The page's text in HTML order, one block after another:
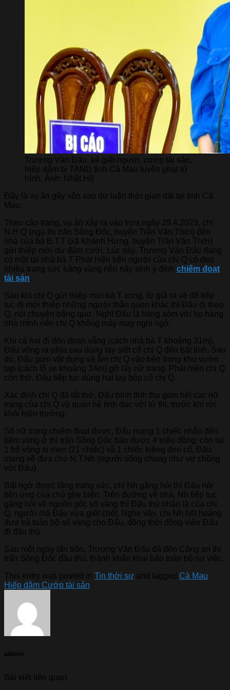
Trương Văn Đấu, kẻ giết người, cướp tài sản,
hiếp dâm bị TAND tỉnh Cà Mau tuyên phạt tử
hình. Ảnh: Nhật Hồ
Đây là vụ án gây xôn xao dư luận thời gian dài tại tỉnh Cà
Mau.
Theo cáo trạng, vụ án xảy ra vào trưa ngày 29.4.2023, chị
N.H.Q (ngụ thị trấn Sông Đốc, huyện Trần Văn Thời) đến
nhà của bà B.T.T (xã Khánh Hưng, huyện Trần Văn Thời)
gửi thiệp mời dự đám cưới. Lúc này, Trương Văn Đấu đang
có mặt tại nhà bà T Phát hiện trên người của chị Q có đeo
nhiều trang sức bằng vàng nên nảy sinh ý định chiếm đoạt
tài sản.
Sau khi chị Q gửi thiệp mời bà T xong, từ giã ra về để tiếp
tục đi mời thiệp những người thân quen khác thì Đấu đi theo
Q, nói chuyện bâng quơ. Nghĩ Đấu là hàng xóm với họ hàng
nhà mình nên chị Q không mảy may nghi ngờ.
Khi cả hai đi đến đoạn vắng (cách nhà bà T khoảng 31m),
Đấu vòng ra phía sau dùng tay siết cổ chị Q đến bất tỉnh. Sau
đó, Đấu gom vật dụng và ẵm chị Q vào bên trong khu vườn
tạp (cách lộ xe khoảng 34m) gỡ lấy nữ trang. Phát hiện chị Q
còn thở, Đấu tiếp tục dùng hai tay bóp cổ chị Q.
Xác định chị Q đã tắt thở, Đấu bình tĩnh thu gom hết các nữ
trang của chị Q và quan hệ tình dục với tử thi, trước khi rời
khỏi hiện trường.
Số nữ trang chiếm đoạt được, Đấu mang 1 chiếc nhẫn đến
tiệm vàng ở thị trấn Sông Đốc bán được 4 triệu đồng; còn lại
1 bộ vòng xi men (21 chiếc) và 1 chiếc kiềng đeo cổ, Đấu
mang về đưa cho N.T.Nh (người sống chung như vợ chồng
với Đấu).
Bất ngờ được tặng trang sức, chị Nh gặng hỏi thì Đấu nói
tiền ứng của chủ ghe biển. Trên đường về nhà, Nh tiếp tục
gặng hỏi về nguồn gốc số vàng thì Đấu thú nhận là của chị
Q, người mà Đấu vừa giết chết. Nghe vậy, chị Nh hốt hoảng
đưa trả toàn bộ số vàng cho Đấu, đồng thời động viên Đấu
đi đầu thú.
Sau một ngày lẩn trốn, Trương Văn Đấu đã đến Công an thị
trấn Sông Đốc đầu thú, thành khẩn khai báo toàn bộ sự việc.
This entry was posted in Tin thời sự and tagged Cà Mau
Hiếp dâm Cướp tài sản.
admin
Bài viết liên quan